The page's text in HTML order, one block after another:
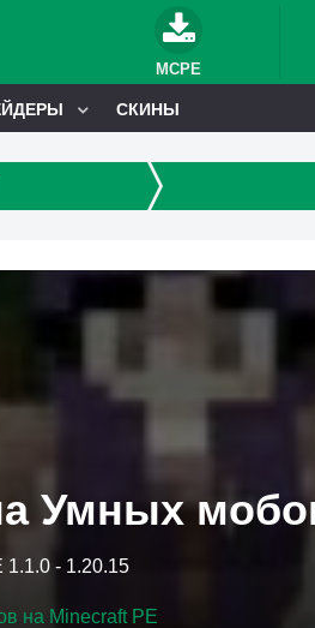
MCPE
СКИНЫ
Умных
1.1.0 - 1.20.15
на Minecraft PE